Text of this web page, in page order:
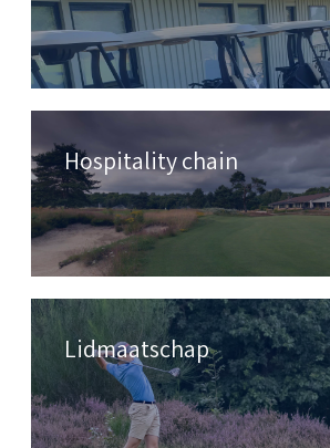
Hospitality chain
Lidmaatschap